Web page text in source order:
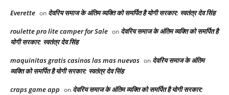
Everette on देवरिय समाज के अंतिम व्यक्ति को समर्पित है योगी सरकार: स्वतंत्र देव सिंह
roulette pro lite camper for Sale on देवरिय समाज के अंतिम व्यक्ति को समर्पित है
योगी सरकार: स्वतंत्र देव सिंह
maquinitas gratis casinos las mas nuevas on देवरिय समाज के अंतिम
व्यक्ति को समर्पित है योगी सरकार: स्वतंत्र देव सिंह
craps game app on देवरिय समाज के अंतिम व्यक्ति को समर्पित है योगी सरकार: